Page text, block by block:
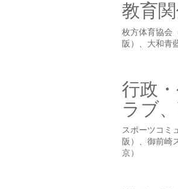
教育
枚方体育協会
阪）、大和青
行政
ラブ
スポーツコミ
阪）、御前崎
京）